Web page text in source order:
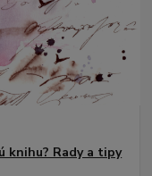
knihu? Rady a tipy